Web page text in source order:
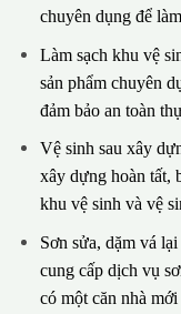
chuyên dụng để
Làm sạch khu vệ
sản phẩm chuyên
đảm bảo an toàn
Vệ sinh sau xây
xây dựng hoàn tất,
khu vệ sinh và vệ
Sơn sửa, dặm vá
cung cấp dịch vụ
có một căn nhà